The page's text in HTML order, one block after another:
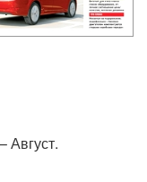
Август.